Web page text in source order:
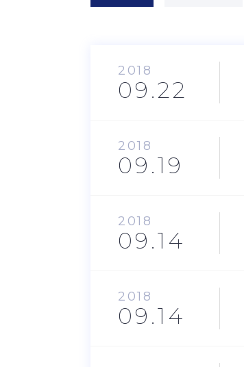
2018
09.22
2018
09.19
2018
09.14
2018
09.14